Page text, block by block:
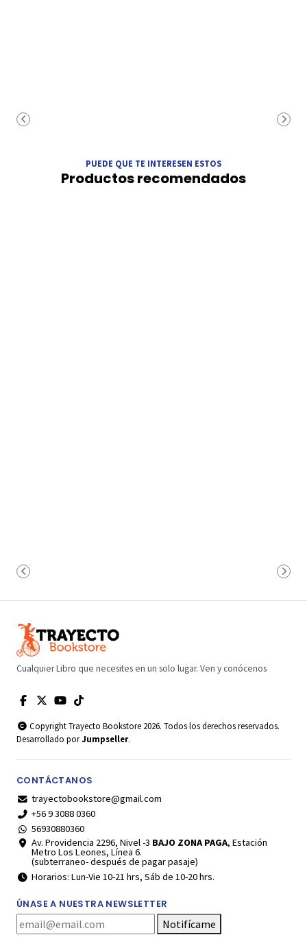
PUEDE QUE TE INTERESEN ESTOS
Productos recomendados
Cualquier Libro que necesites en un solo lugar. Ven y conócenos
Copyright Trayecto Bookstore 2026. Todos los derechos reservados.
Desarrollado porJumpseller.
CONTÁCTANOS
trayectobookstore@gmail.com
+56 9 3088 0360
56930880360
Av. Providencia 2296, Nivel -3 BAJO ZONA PAGA, Estación
Metro Los Leones, Línea 6.
(subterraneo- después de pagar pasaje)
Horarios: Lun-Vie 10-21 hrs, Sáb de 10-20 hrs.
ÚNASE A NUESTRA NEWSLETTER
Notifícame